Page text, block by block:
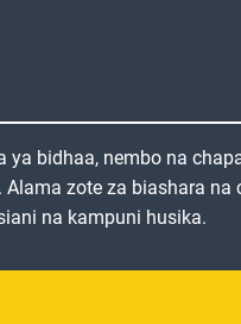
ya bidhaa, nembo na
Alama zote za biashara
na kampuni husika.